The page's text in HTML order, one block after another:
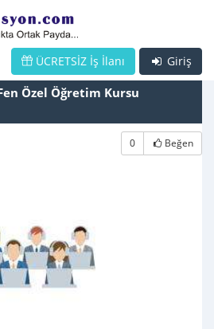
Giriş
ÜCRETSİZ İş İlanı
Özel Öğretim Kursu
0 Beğen